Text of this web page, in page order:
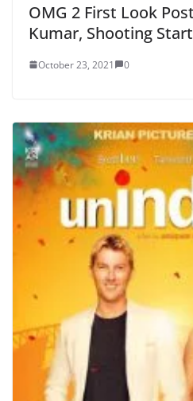
OMG 2 First Look
Kumar, Shooting
October 23, 2021 0